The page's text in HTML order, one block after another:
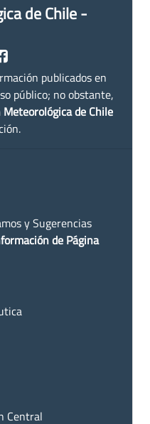
de Chile -
publicados en
público; no obstante,
Meteorológica de Chile
y Sugerencias
de Página
Central